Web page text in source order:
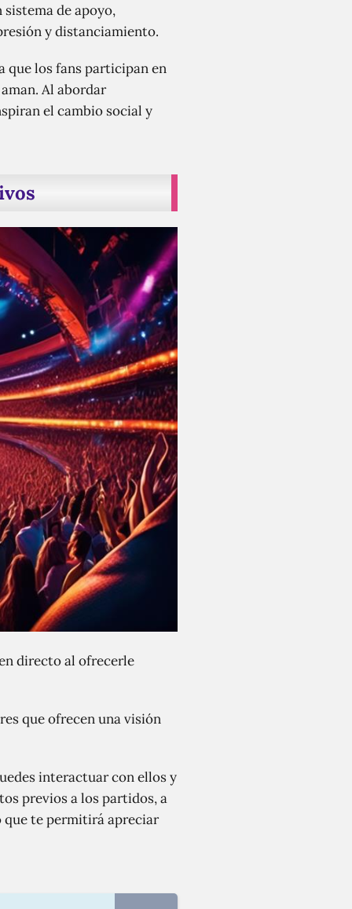
de apoyo,
y distanciamiento.
que los fans participan en
Al abordar
el cambio social y
directo al ofrecerle
que ofrecen una visión
interactuar con ellos y
previos a los partidos, a
que te permitirá apreciar